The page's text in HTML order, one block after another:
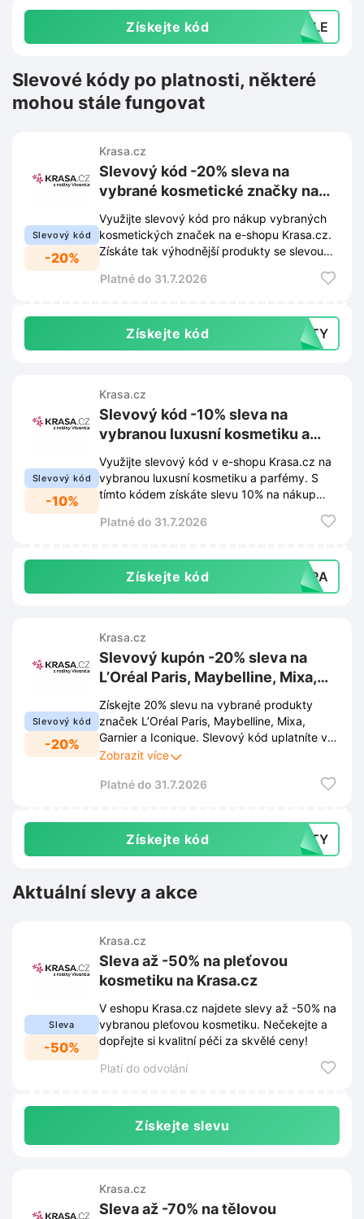
Získejte kód SALE
Slevové kódy po platnosti, některé
mohou stále fungovat
Slevový kód
-20%
Krasa.cz
Slevový kód -20% sleva na
vybrané kosmetické značky na
Krasa.cz
Využijte slevový kód pro nákup vybraných
kosmetických značek na e-shopu Krasa.cz.
Získáte tak výhodnější produkty se slevou
Platné do 31.7.2026
Získejte kód AUTY
Slevový kód
-10%
Krasa.cz
Slevový kód -10% sleva na
vybranou luxusní kosmetiku a
parfémy na Krasa.cz
Využijte slevový kód v e-shopu Krasa.cz na
vybranou luxusní kosmetiku a parfémy. S
tímto kódem získáte slevu 10% na nákup
Platné do 31.7.2026
Získejte kód XTRA
Slevový kód
-20%
Krasa.cz
Slevový kupón -20% sleva na
L’Oréal Paris, Maybelline, Mixa,
Garnier a Iconique na Krasa.cz
Získejte 20% slevu na vybrané produkty
značek L’Oréal Paris, Maybelline, Mixa,
Garnier a Iconique. Slevový kód uplatníte v
košíku eshopu Krasa.cz pro výhodnější
Zobrazit více
Platné do 31.7.2026
Získejte kód AUTY
Aktuální slevy a akce
Sleva
-50%
Krasa.cz
Sleva až -50% na pleťovou
kosmetiku na Krasa.cz
V eshopu Krasa.cz najdete slevy až -50% na
vybranou pleťovou kosmetiku. Nečekejte a
dopřejte si kvalitní péči za skvělé ceny!
Platí do odvolání
Získejte slevu
Krasa.cz
Sleva až -70% na tělovou